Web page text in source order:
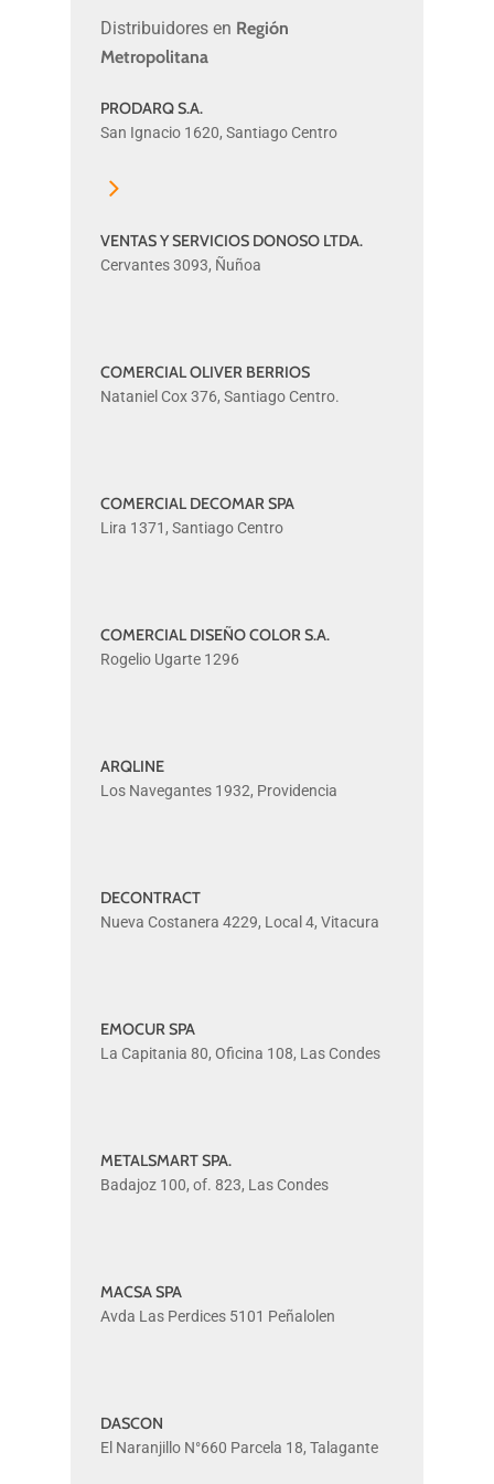
Distribuidores en Región
Metropolitana
PRODARQ
S.A.
PRODARQ S.A.
San Ignacio 1620, Santiago Centro
VENTAS
Y
VENTAS Y SERVICIOS DONOSO LTDA.
Cervantes 3093, Ñuñoa
COMERCIAL
OLIVER
COMERCIAL OLIVER BERRIOS
Nataniel Cox 376, Santiago Centro.
COMERCIAL
DECOMAR
COMERCIAL DECOMAR SPA
Lira 1371, Santiago Centro
COMERCIAL
DISEÑO
COMERCIAL DISEÑO COLOR S.A.
Rogelio Ugarte 1296
ARQLINE
ARQLINE
Los Navegantes 1932, Providencia
DECONTRACT
DECONTRACT
Nueva Costanera 4229, Local 4, Vitacura
EMOCUR
SPA
EMOCUR SPA
La Capitania 80, Oficina 108, Las Condes
METALSMART
SPA.
METALSMART SPA.
Badajoz 100, of. 823, Las Condes
MACSA
SPA
MACSA SPA
Avda Las Perdices 5101 Peñalolen
DASCON
DASCON
El Naranjillo N°660 Parcela 18, Talagante